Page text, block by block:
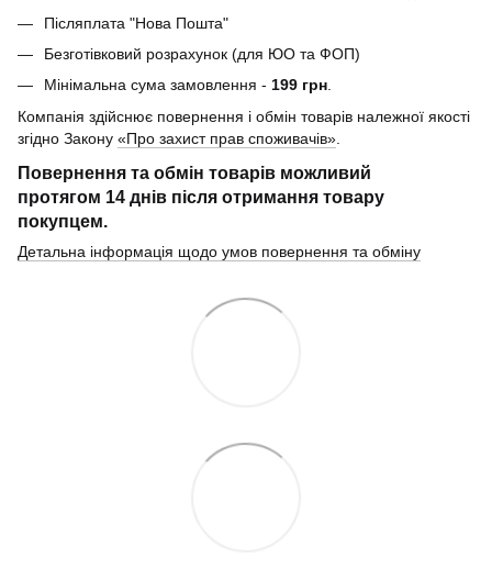
Післяплата "Нова Пошта"
Безготівковий розрахунок (для ЮО та ФОП)
Мінімальна сума замовлення - 199 грн.
Компанія здійснює повернення і обмін товарів належної якості
згідно Закону «Про захист прав споживачів»
Повернення та обмін товарів можливий
протягом 14 днів після отримання товару
покупцем.
Детальна інформація щодо умов повернення та обміну